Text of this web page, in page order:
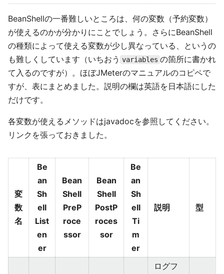
BeanShellの一番難しいところは、何の変数（予約変数）
が使えるのかが分かりにことでしょう。さらにBeanShell
の種類によって使える変数が少し異なっている、というの
も難しくしています（いちおう variables の箇所に書かれ
て入るのですが）。ほぼJMeterのマニュアルのコピペで
すが、表にまとめました。説明の欄は英語を日本語にした
だけです。
各変数が使えるメソッドはjavadocを参照してください。
リンクを張っておきました。
変
数
名
Be
an
Sh
ell
List
en
er
Bean
Shell
PreP
roce
ssor
Bean
Shell
PostP
roces
sor
Be
an
Sh
ell
Ti
m
er
説明 型
ログフ